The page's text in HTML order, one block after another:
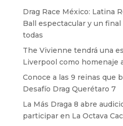
Drag Race México: Latina
Ball espectacular y un
todas
The Vivienne tendrá una
Liverpool como homenaje
Conoce a las 9 reinas que
Desafío Drag Querétaro 7
La Más Draga 8 abre
participar en La Octava